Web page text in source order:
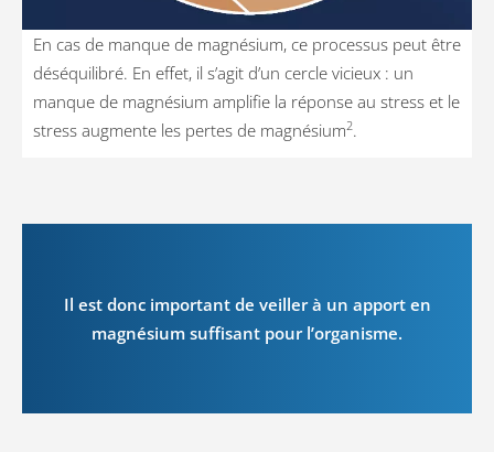
En cas de manque de magnésium, ce processus peut être
déséquilibré. En effet, il s’agit d’un cercle vicieux : un
manque de magnésium amplifie la réponse au stress et le
stress augmente les pertes de magnésium2.
Il est donc important de veiller à un apport en
magnésium suffisant pour l’organisme.